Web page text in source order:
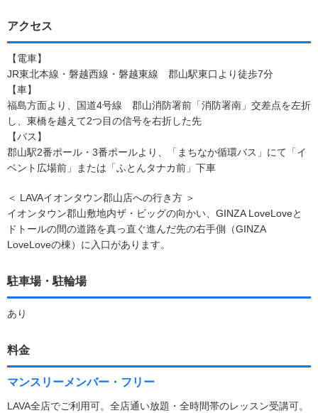
アクセス
【電車】
JR東北本線・磐越西線・磐越東線 郡山駅東口より徒歩7分
【車】
福島方面より、国道4号線 郡山消防署前「消防署南」交差点を左折
し、東橋を越えて2つ目の信号を右折した先
【バス】
郡山駅2番ポール・3番ポールより、「まちなか循環バス」にて「イ
ベント広場前」または「ふとんタナカ前」下車
＜ LAVAイオンタウン郡山店への行き方 ＞
イオンタウン郡山敷地内ザ・ビッグの向かい、GINZA LoveLoveと
ドトールの間の道路を真っ直ぐ進んだ先の右手側（GINZA
LoveLoveの棟）に入口があります。
駐車場・駐輪場
あり
料金
マンスリーメンバー・フリー
LAVA全店でご利用可。全店通い放題・全時間帯のレッスン受講可。